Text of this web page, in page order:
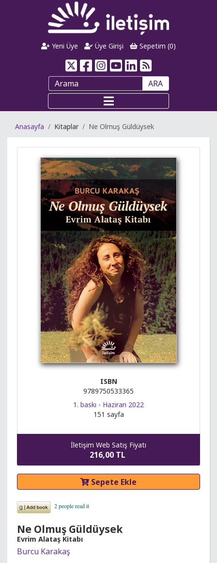
Yeni Üye Üye Girişi Sepetim (0)
ARA
Anasayfa Kitaplar Ne Olmuş Güldüysek
ISBN
9789750533365
1. baskı - Haziran 2022
151 sayfa
İletişim Web Satış Fiyatı
216,00 TL
Sepete Ekle
Ne Olmuş Güldüysek
Evrim Alataş Kitabı
Burcu Karakaş